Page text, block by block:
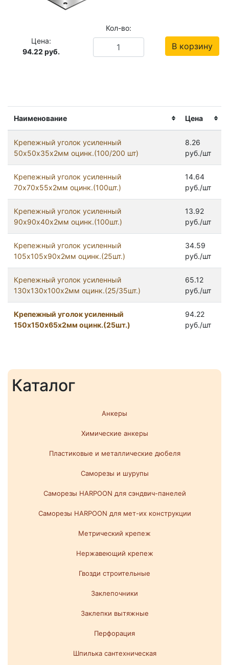
Каталог
Анкеры
Химические анкеры
Пластиковые и металлические дюбеля
Саморезы и шурупы
Саморезы HARPOON для сэндвич-панелей
Саморезы HARPOON для мет-их конструкции
Метрический крепеж
Нержавеющий крепеж
Гвозди строительные
Заклепочники
Заклепки вытяжные
Перфорация
Шпилька сантехническая
Наименование Цена
Крепежный уголок усиленный
50х50х35х2мм оцинк.(100/200 шт)
8.26
руб./шт
Крепежный уголок усиленный
70х70х55х2мм оцинк.(100шт.)
14.64
руб./шт
Крепежный уголок усиленный
90х90х40х2мм оцинк.(100шт.)
13.92
руб./шт
Крепежный уголок усиленный
105х105х90х2мм оцинк.(25шт.)
34.59
руб./шт
Крепежный уголок усиленный
130х130х100х2мм оцинк.(25/35шт.)
65.12
руб./шт
Крепежный уголок усиленный
150х150х65х2мм оцинк.(25шт.)
94.22
руб./шт
Цена:
94.22 руб.
Кол-во:
В корзину